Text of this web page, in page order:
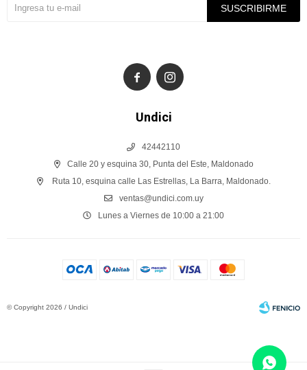
Undici
42442110
Calle 20 y esquina 30, Punta del Este, Maldonado
Ruta 10, esquina calle Las Estrellas, La Barra, Maldonado.
ventas@undici.com.uy
Lunes a Viernes de 10:00 a 21:00
SUSCRIBIRME
 
© Copyright 2026 / Undici